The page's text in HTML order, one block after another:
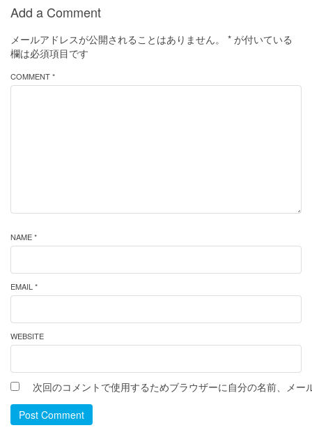
Add a Comment
メールアドレスが公開されることはありません。 * が付いている
欄は必須項目です
COMMENT *
NAME *
EMAIL *
WEBSITE
次回のコメントで使用するためブラウザーに自分の名前、メー
Post Comment